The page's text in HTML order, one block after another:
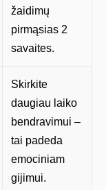
žaidimų
pirmąsias 2
savaites.
Skirkite
daugiau laiko
bendravimui –
tai padeda
emociniam
gijimui.